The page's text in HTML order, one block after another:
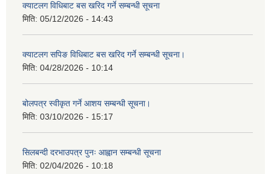
क्याटलग विधिबाट बस खरिद गर्ने सम्बन्धी सूचना
मिति: 05/12/2026 - 14:43
क्याटलग सपिङ विधिबाट बस खरिद गर्ने सम्बन्धी सूचना।
मिति: 04/28/2026 - 10:14
बोलपत्र स्वीकृत गर्ने आशय सम्बन्धी सूचना।
मिति: 03/10/2026 - 15:17
सिलबन्दी दरभाउपत्र पुनः आह्वान सम्बन्धी सूचना
मिति: 02/04/2026 - 10:18